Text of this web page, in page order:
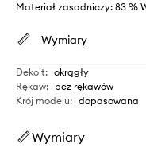
Materiał zasadniczy: 83 %
Wymiary
Dekolt: okrągły
Rękaw: bez rękawów
Krój modelu: dopasowana
Wymiary